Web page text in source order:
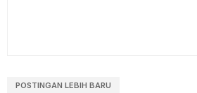
POSTINGAN LEBIH BARU